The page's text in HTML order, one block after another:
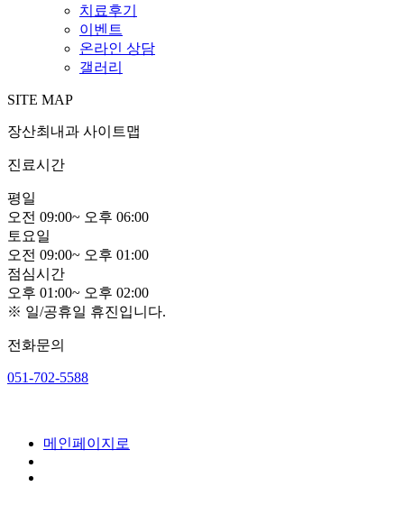
치료후기
이벤트
온라인 상담
갤러리
SITE MAP
장산최내과 사이트맵
진료시간
평일
오전 09:00~ 오후 06:00
토 요일
오전 09:00~ 오후 01:00
점심시 간
오후 01:00~ 오후 02:00
※ 일/공휴일 휴진입니다.
전화문의
051-702-5588
메인페이지로